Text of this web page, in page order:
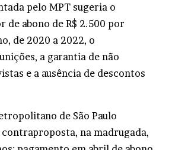
pelo MPT sugeria o
de abono de R$ 2.500 por
de 2020 a 2022, o
a garantia de não
e a ausência de descontos
de São Paulo
na madrugada,